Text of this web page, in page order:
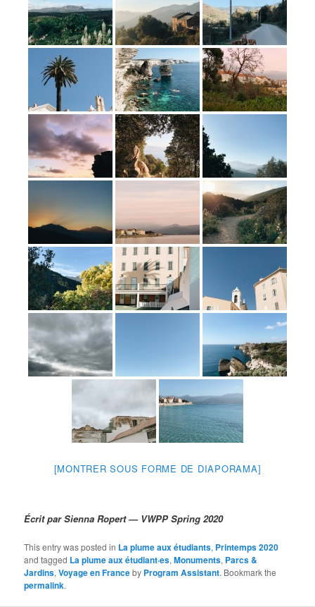
[MONTRER SOUS FORME DE DIAPORAMA]
Écrit par Sienna Ropert — VWPP Spring 2020
This entry was posted in La plume aux étudiants, Printemps 2020
and tagged La plume aux étudiant·es,Monuments, Parcs &
Jardins,Voyage en Franceby Program Assistant. Bookmark the
permalink.